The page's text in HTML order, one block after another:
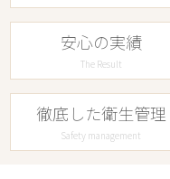
安心の実績
The Result
徹底した衛生管理
Safety management